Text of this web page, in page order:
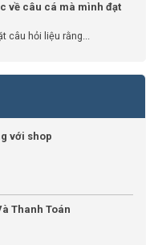
về câu cá mà mình đạt
câu hỏi liệu rằng...
với shop
Thanh Toán